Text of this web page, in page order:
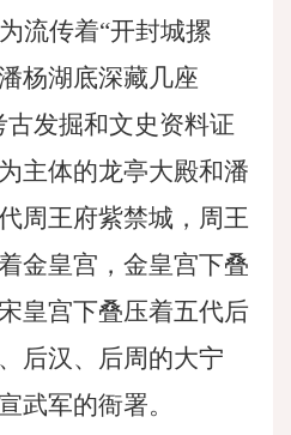
流传着“开封城摞
杨湖底深藏几座
发掘和文史资料证
主体的龙亭大殿和潘
周王府紫禁城，周王
金皇宫，金皇宫下叠
皇宫下叠压着五代后
后汉、后周的大宁
武军的衙署。